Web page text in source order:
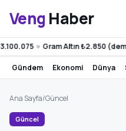
Veng Haber
● Gram Altın ₺2.850 (demo)
gündem ekonomi dünya
Ana Sayfa/Güncel
Güncel